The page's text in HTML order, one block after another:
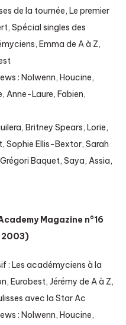
de la tournée, Le premier
Spécial singles des
Emma de A à Z,
: Nolwenn, Houcine,
Anne-Laure, Fabien,
Britney Spears, Lorie,
Sophie Ellis-Bextor, Sarah
Baquet, Saya, Assia,
Magazine n°16
2003)
: Les académyciens à la
Eurobest, Jérémy de A à Z,
avec la Star Ac
: Nolwenn, Houcine,